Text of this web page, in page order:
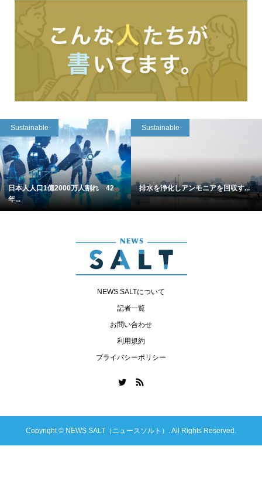
Sustainable
日本人人口1億2000万人割れ 42
年...
Sustainable
排水を浄化しアンモニアを回収す...
NEWS SALTについて
記者一覧
お問い合わせ
利用規約
プライバシーポリシー
Copyright © NEWS SALT（ニュースソルト）. All Rights Reserved.